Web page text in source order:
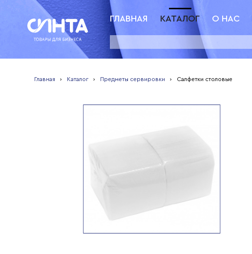
ГЛАВНАЯ КАТАЛОГ О НАС
Главная › Каталог › Предметы сервировки › Салфетки столовые